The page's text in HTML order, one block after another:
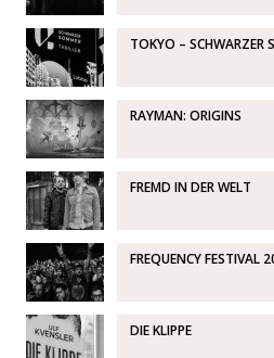
TOKYO – SCHWARZER
RAYMAN: ORIGINS
FREMD IN DER WELT
FREQUENCY FESTIVAL
DIE KLIPPE